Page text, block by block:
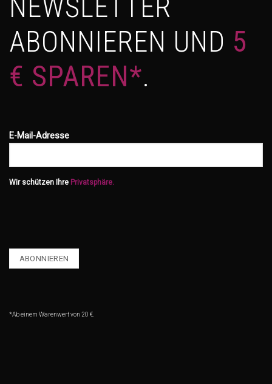
NEWSLETTER
ABONNIEREN UND 5
€ SPAREN*.
E-Mail-Adresse
Wir schützen Ihre Privatsphäre.
*Ab einem Warenwert von 20 €.